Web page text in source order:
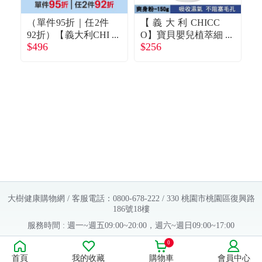
（單件95折｜任2件
92折）【義大利CHI
CCO】寶貝嬰兒植
$496
【義大利CHICC
O】寶貝嬰兒植萃細
緻爽身粉（150g）
$256
大樹健康購物網 / 客服電話：0800-678-222 / 330 桃園市桃園區復興路
186號18樓
服務時間 : 週一~週五09:00~20:00，週六~週日09:00~17:00
Copyright © 2016 大樹連鎖藥局. All Rights Reserved.
販售業者資料：
首頁 我的收藏 購物車
0
會員中心